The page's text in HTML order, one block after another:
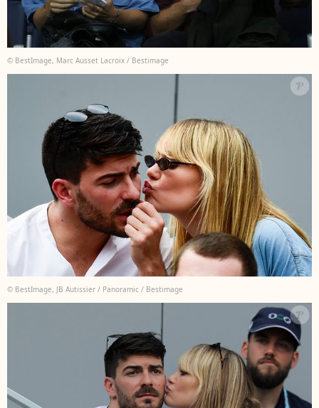
© BestImage, Marc Ausset Lacroix / Bestimage
© BestImage, JB Autissier / Panoramic / Bestimage